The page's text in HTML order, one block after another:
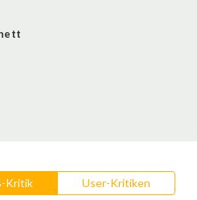
Kritik User-Kritiken